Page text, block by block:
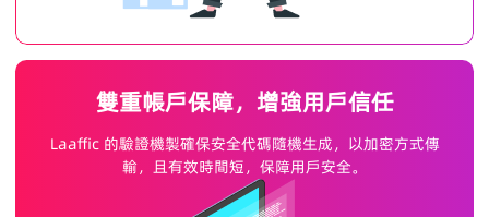
雙重帳戶保障，增強用戶信任
Laaffic 的驗證機製確保安全代碼隨機生成，以加密方式傳
輸，且有效時間短，保障用戶安全。